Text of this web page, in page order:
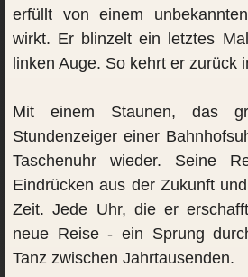
erfüllt von einem
wirkt. Er blinzelt ein letztes
linken Auge. So kehrt er zurück
Mit einem Staunen, das
Stundenzeiger einer
Taschenuhr wieder. Seine
Eindrücken aus der Zukunft
Zeit. Jede Uhr, die er
neue Reise - ein Sprung
Tanz zwischen Jahrtausenden.